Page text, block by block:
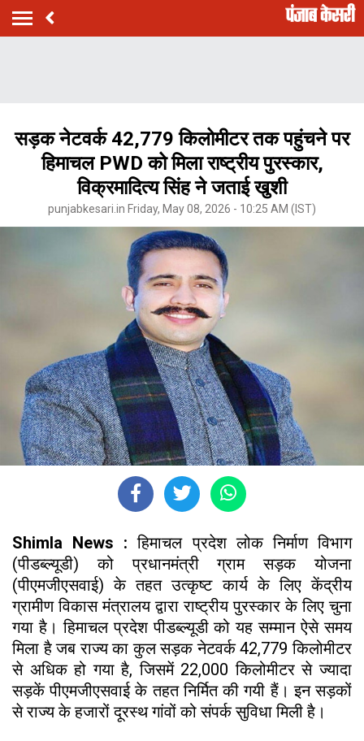
सड़क नेटवर्क 42,779 किलोमीटर तक पहुंचने पर
हिमाचल PWD को मिला राष्ट्रीय पुरस्कार,
विक्रमादित्य सिंह ने जताई खुशी
punjabkesari.in Friday, May 08, 2026 - 10:25 AM (IST)
Shimla News :हिमाचल प्रदेश लोक निर्माण विभाग
(पीडब्ल्यूडी) को प्रधानमंत्री ग्राम सड़क योजना
(पीएमजीएसवाई) के तहत उत्कृष्ट कार्य के लिए केंद्रीय
ग्रामीण विकास मंत्रालय द्वारा राष्ट्रीय पुरस्कार के लिए चुना
गया है। हिमाचल प्रदेश पीडब्ल्यूडी को यह सम्मान ऐसे समय
मिला है जब राज्य का कुल सड़क नेटवर्क 42,779 किलोमीटर
से अधिक हो गया है, जिसमें 22,000 किलोमीटर से ज्यादा
सड़कें पीएमजीएसवाई के तहत निर्मित की गयी हैं। इन सड़कों
से राज्य के हजारों दूरस्थ गांवों को संपर्क सुविधा मिली है।